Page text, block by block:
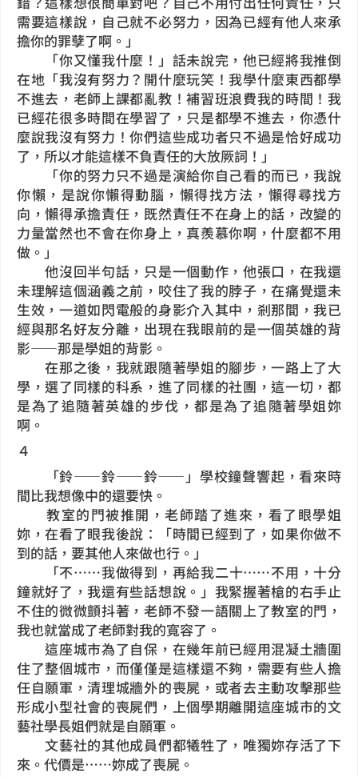
需要這樣說，自己就不必努力，因為已經有他人來承
擔你的罪孽了啊。」
「你又懂我什麼！」話未說完，他已經將我推倒
在地「我沒有努力？開什麼玩笑！我學什麼東西都學
不進去，老師上課都亂教！補習班浪費我的時間！我
已經花很多時間在學習了，只是都學不進去，你憑什
麼說我沒有努力！你們這些成功者只不過是恰好成功
了，所以才能這樣不負責任的大放厥詞！」
「你的努力只不過是演給你自己看的而已，我說
你懶，是說你懶得動腦，懶得找方法，懶得尋找方
向，懶得承擔責任，既然責任不在身上的話，改變的
力量當然也不會在你身上，真羨慕你啊，什麼都不用
做。」
他沒回半句話，只是一個動作，他張口，在我還
未理解這個涵義之前，咬住了我的脖子，在痛覺還未
生效，一道如閃電般的身影介入其中，剎那間，我已
經與那名好友分離，出現在我眼前的是一個英雄的背
影——那是學姐的背影。
在那之後，我就跟隨著學姐的腳步，一路上了大
學，選了同樣的科系，進了同樣的社團，這一切，都
是為了追隨著英雄的步伐，都是為了追隨著學姐妳
啊。
４
「鈴——鈴——鈴——」學校鐘聲響起，看來時
間比我想像中的還要快。
教室的門被推開，老師踏了進來，看了眼學姐
妳，在看了眼我後說：「時間已經到了，如果你做不
到的話，要其他人來做也行。」
「不……我做得到，再給我二十……不用，十分
鐘就好了，我還有些話想說。」我緊握著槍的右手止
不住的微微顫抖著，老師不發一語關上了教室的門，
我也就當成了老師對我的寬容了。
這座城市為了自保，在幾年前已經用混凝土牆圍
住了整個城市，而僅僅是這樣還不夠，需要有些人擔
任自願軍，清理城牆外的喪屍，或者去主動攻擊那些
形成小型社會的喪屍們，上個學期離開這座城市的文
藝社學長姐們就是自願軍。
文藝社的其他成員們都犧牲了，唯獨妳存活了下
來。代價是……妳成了喪屍。